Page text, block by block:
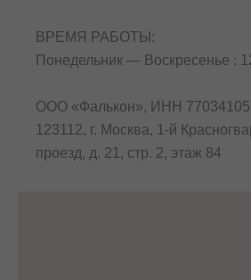
ВРЕМЯ РАБОТЫ:
Понедельник — Воскресенье :
ООО «Фалькон», ИНН
123112, г. Москва, 1-й
проезд, д. 21, стр. 2, этаж 84